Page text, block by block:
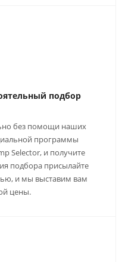
подбор
без помощи наших
программы
Selector, и получите
подбора присылайте
и мы выставим вам
цены.